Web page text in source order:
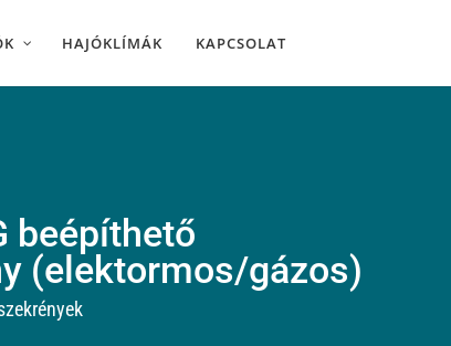
HAJÓKLÍMÁK KAPCSOLAT
beépíthető
(elektormos/gázos)